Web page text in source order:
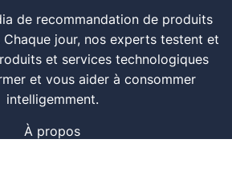
de recommandation de produits
Chaque jour, nos experts testent et
et services technologiques
et vous aider à consommer
intelligemment.
À propos